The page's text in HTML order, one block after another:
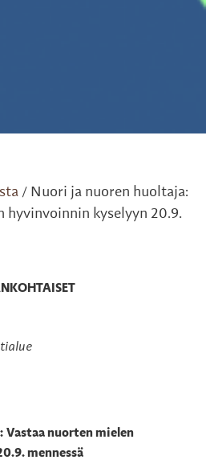
/ Nuori ja nuoren huoltaja:
hyvinvoinnin kyselyyn 20.9.
Vastaa nuorten mielen
mennessä